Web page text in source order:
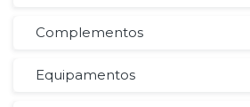
Complementos
Equipamentos